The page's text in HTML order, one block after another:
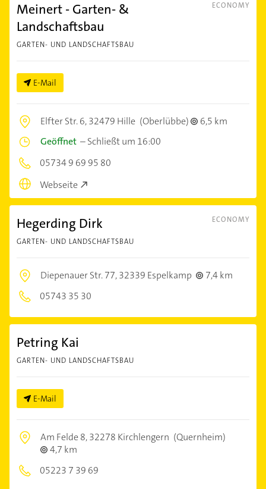
ECONOMY
Meinert - Garten- &
Landschaftsbau
GARTEN- UND LANDSCHAFTSBAU
E-Mail
Elfter Str. 6,32479 Hille (Oberlübbe)
6,5 km
Geöffnet –Schließt um 16:00
05734 9 69 95 80
Webseite
ECONOMY
Hegerding Dirk
GARTEN- UND LANDSCHAFTSBAU
Diepenauer Str. 77,32339 Espelkamp
7,4 km
05743 35 30
Petring Kai
GARTEN- UND LANDSCHAFTSBAU
E-Mail
Am Felde 8,32278 Kirchlengern (Quernheim)
4,7 km
05223 7 39 69